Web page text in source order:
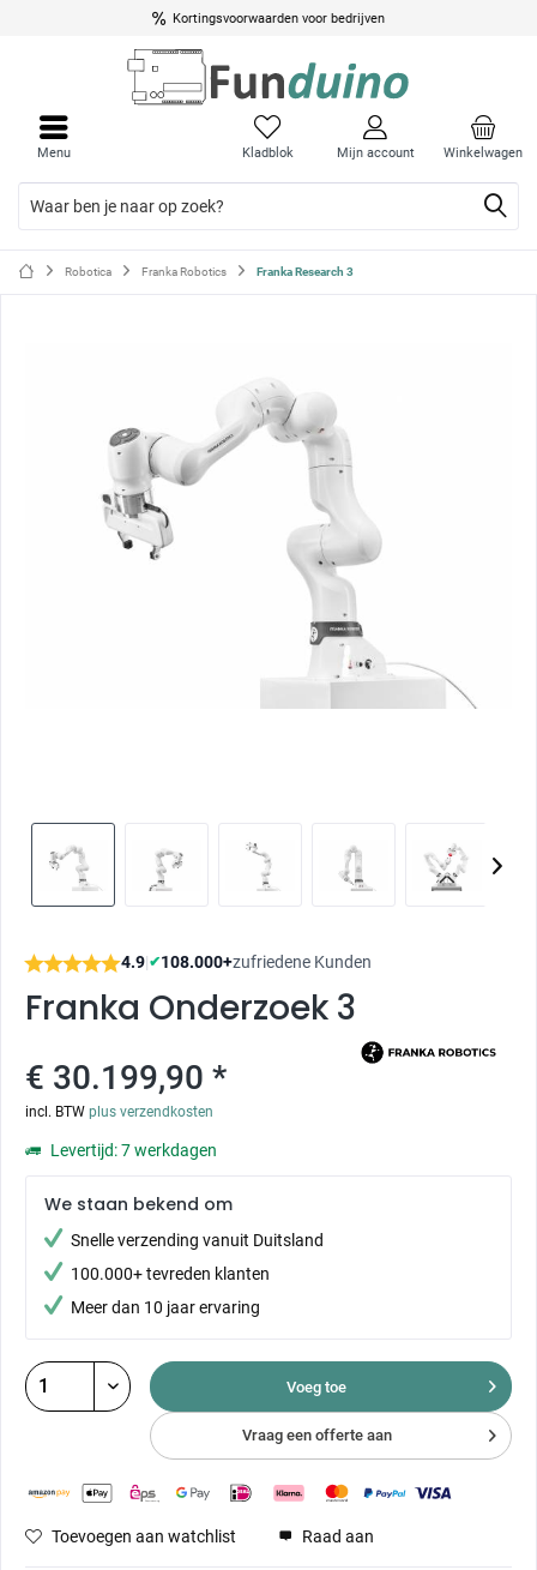
Kortingsvoorwaarden voor bedrijven
Winkelwagen
Kladblok Mijn account
Menu
Robotica Franka Robotics Franka Research 3
4.9|✔108.000+zufriedene Kunden
Franka Onderzoek 3
€ 30.199,90 *
incl. BTW plus verzendkosten
Levertijd: 7 werkdagen
We staan bekend om
Snelle verzending vanuit Duitsland
100.000+ tevreden klanten
Meer dan 10 jaar ervaring
Voeg toe
Vraag een offerte aan
Toevoegen aan watchlist Raad aan